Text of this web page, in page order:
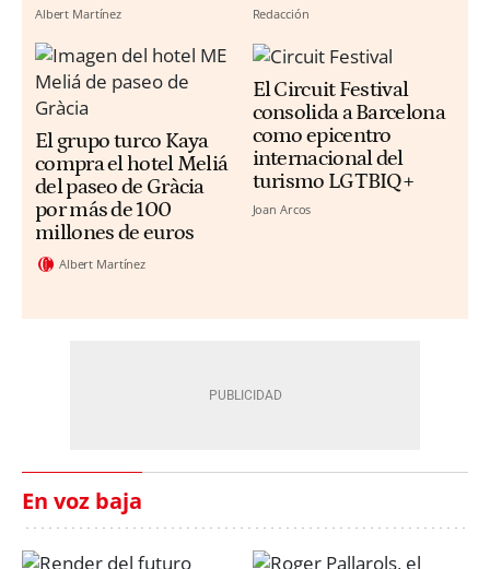
Albert Martínez Redacción
El grupo turco Kaya
compra el hotel Meliá
del paseo de Gràcia
por más de 100
millones de euros
Albert Martínez
El Circuit Festival
consolida a Barcelona
como epicentro
internacional del
turismo LGTBIQ+
Joan Arcos
En voz baja